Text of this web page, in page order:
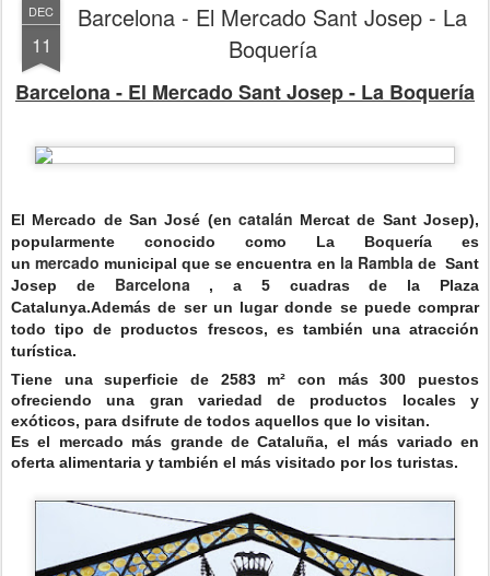
DEC
11
Barcelona - El Mercado Sant Josep - La
Boquería
Barcelona - El Mercado Sant Josep - La Boquería
El Mercado de San José (en catalán Mercat de Sant Josep),
popularmente conocido como
La Boquería es
un mercado municipal que se encuentra en la Rambla deSant
Josep de Barcelona , a 5 cuadras de la Plaza
Catalunya.Además de ser un lugar donde se puede comprar
todo tipo de productos frescos, es también una atracción
turística.
Tiene una superficie de 2583 m² con más 300 puestos
ofreciendo una gran variedad de productos locales y
exóticos, para dsifrute de todos aquellos que lo visitan.
Es el mercado más grande de Cataluña, el más variado en
oferta alimentaria y también el más visitado por los turistas.